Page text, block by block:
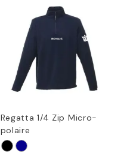
Regatta 1/4 Zip Micro-
polaire